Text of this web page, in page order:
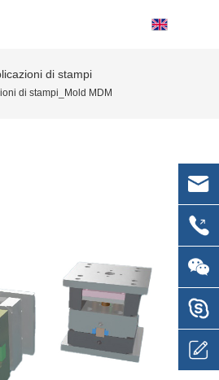
di stampi
di stampi_Mold MDM